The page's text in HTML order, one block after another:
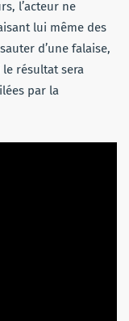
l’acteur ne
lui même des
d’une falaise,
résultat sera
par la